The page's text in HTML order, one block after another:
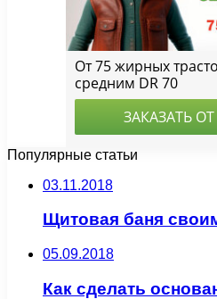
Популярные статьи
03.11.2018
Щитовая баня
05.09.2018
Как сделать